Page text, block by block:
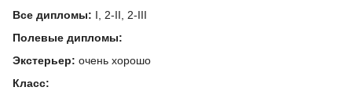
Все дипломы: I, 2-II, 2-III
Полевые дипломы:
Экстерьер: очень хорошо
Класс: